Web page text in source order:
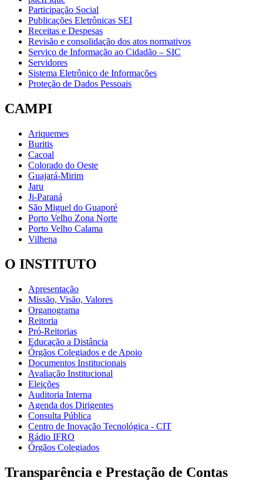
Participação Social
Publicações Eletrônicas SEI
Receitas e Despesas
Revisão e consolidação dos atos normativos
Serviço de Informação ao Cidadão – SIC
Servidores
Sistema Eletrônico de Informações
Proteção de Dados Pessoais
CAMPI
Ariquemes
Buritis
Cacoal
Colorado do Oeste
Guajará-Mirim
Jaru
Ji-Paraná
São Miguel do Guaporé
Porto Velho Zona Norte
Porto Velho Calama
Vilhena
O INSTITUTO
Apresentação
Missão, Visão, Valores
Organograma
Reitoria
Pró-Reitorias
Educação a Distância
Órgãos Colegiados e de Apoio
Documentos Institucionais
Avaliação Institucional
Eleições
Auditoria Interna
Agenda dos Dirigentes
Consulta Pública
Centro de Inovação Tecnológica - CIT
Rádio IFRO
Órgãos Colegiados
Transparência e Prestação de Contas